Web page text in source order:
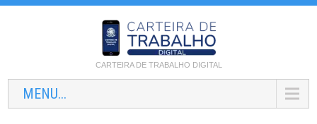
CARTEIRA DE TRABALHO DIGITAL
MENU...